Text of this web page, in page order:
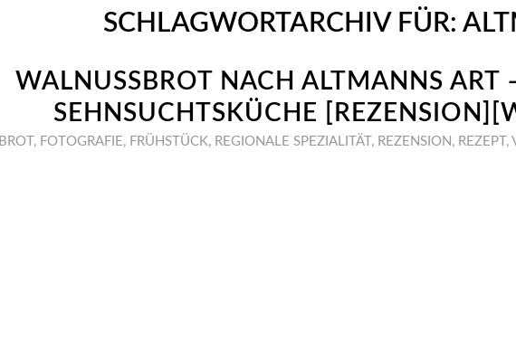
SCHLAGWORTARCHIV FÜR:
WALNUSSBROT NACH ALTMANNS ART
SEHNSUCHTSKÜCHE
BROT , FOTOGRAFIE, FRÜHSTÜCK, REGIONALE SPEZIALITÄT , REZENSION , REZEPT ,